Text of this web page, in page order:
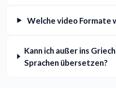
Welche video
Kann ich außer ins
Sprachen übersetzen?